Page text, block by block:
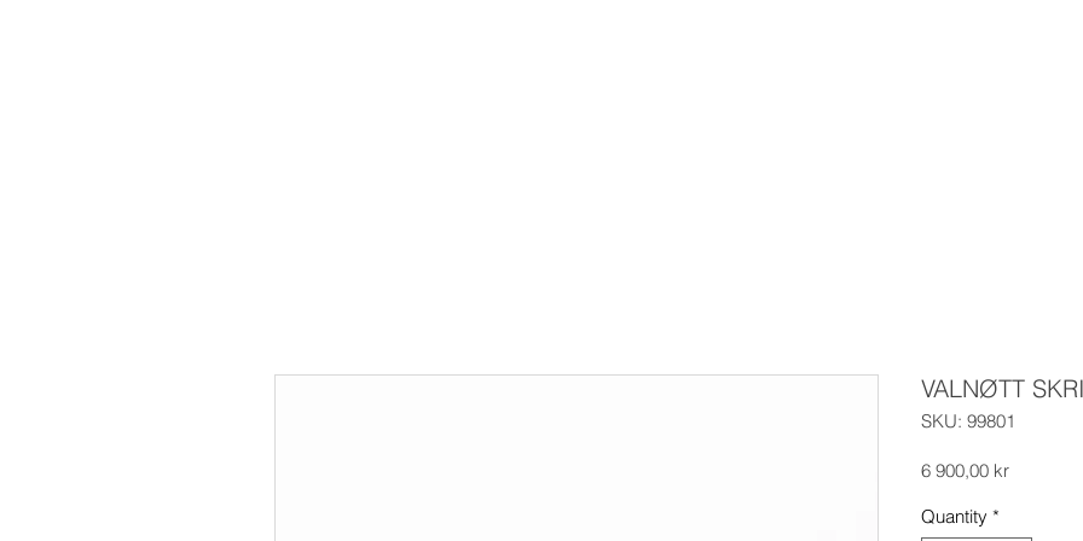
VALNØTT
SKU: 99801
6 900,00 krPrice
Quantity *